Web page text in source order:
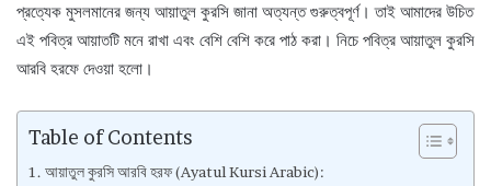
প্রত্যেক মুসলমানের জন্য আয়াতুল কুরসি জানা অত্যন্ত গুরুত্বপূর্ণ। তাই আমাদের উচিত
এই পবিত্র আয়াতটি মনে রাখা এবং বেশি বেশি করে পাঠ করা। নিচে পবিত্র আয়াতুল কুরসি
আরবি হরফে দেওয়া হলো।
Table of Contents
আয়াতুল কুরসি আরবি হরফ (Ayatul Kursi Arabic):